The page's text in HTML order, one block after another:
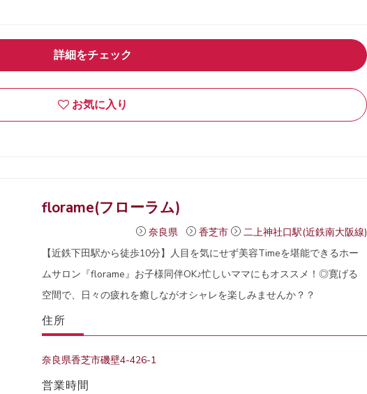
詳細をチェック
お気に入り
florame(フローラム)
奈良県 香芝市
二上神社口駅(近鉄南大阪線)
【近鉄下田駅から徒歩10分】人目を気にせず美容Timeを堪能できるホー
ムサロン『florame』お子様同伴OK♪忙しいママにもオススメ！◎寛げる
空間で、日々の疲れを癒しながオシャレを楽しみませんか？？
住所
奈良県香芝市磯壁4-426-1
営業時間